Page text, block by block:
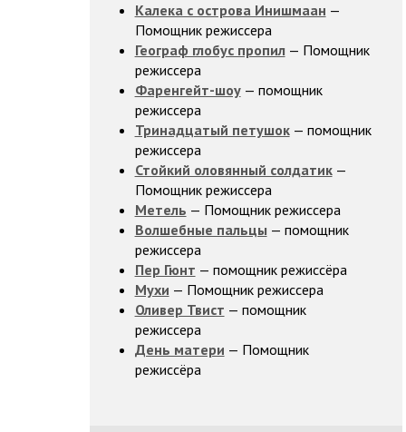
Калека с острова Инишмаан —
Помощник режиссера
Географ глобус пропил — Помощник
режиссера
Фаренгейт-шоу— помощник
режиссера
Тринадцатый петушок— помощник
режиссера
Стойкий оловянный солдатик—
Помощник режиссера
Метель — Помощник режиссера
Волшебные пальцы — помощник
режиссера
Пер Гюнт — помощник режиссёра
Мухи — Помощник режиссера
Оливер Твист — помощник
режиссера
День матери — Помощник
режиссёра